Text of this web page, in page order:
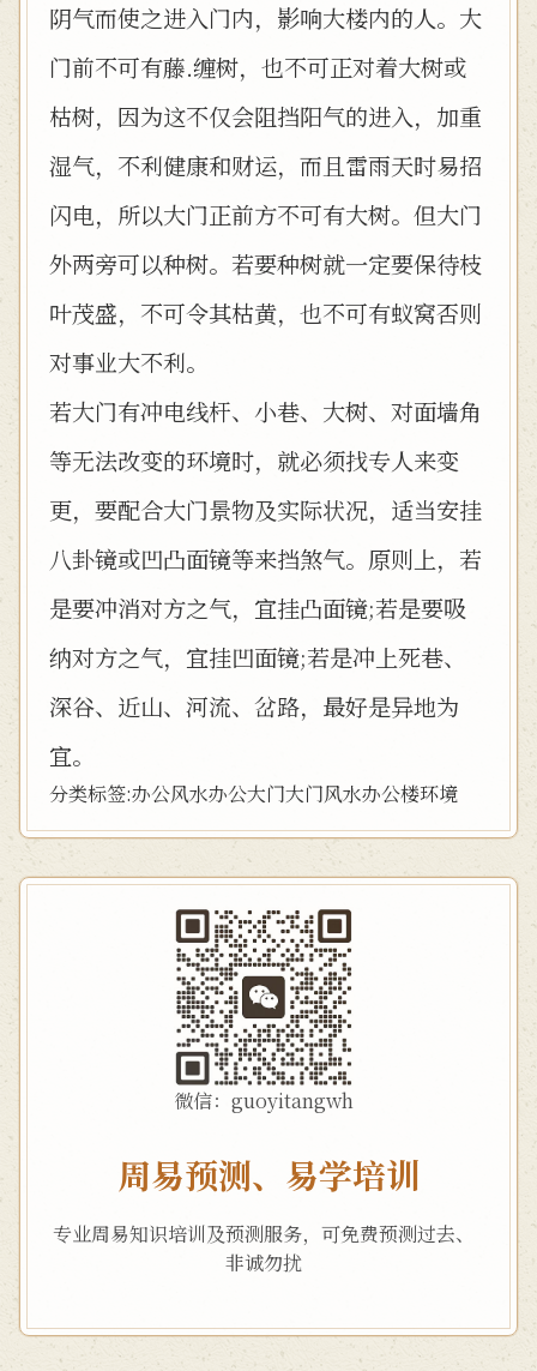
阴气而使之进入门内，影响大楼内的人。大
门前不可有藤.缠树，也不可正对着大树或
枯树，因为这不仅会阻挡阳气的进入，加重
湿气，不利健康和财运，而且雷雨天时易招
闪电，所以大门正前方不可有大树。但大门
外两旁可以种树。若要种树就一定要保待枝
叶茂盛，不可令其枯黄，也不可有蚁窝否则
对事业大不利。
若大门有冲电线杆、小巷、大树、对面墙角
等无法改变的环境时，就必须找专人来变
更，要配合大门景物及实际状况，适当安挂
八卦镜或凹凸面镜等来挡煞气。原则上，若
是要冲消对方之气，宜挂凸面镜;若是要吸
纳对方之气，宜挂凹面镜;若是冲上死巷、
深谷、近山、河流、岔路，最好是异地为
宜。
分类标签:办公风水办公大门大门风水办公楼环境
微信：guoyitangwh
周易预测、易学培训
专业周易知识培训及预测服务，可免费预测过去、
非诚勿扰